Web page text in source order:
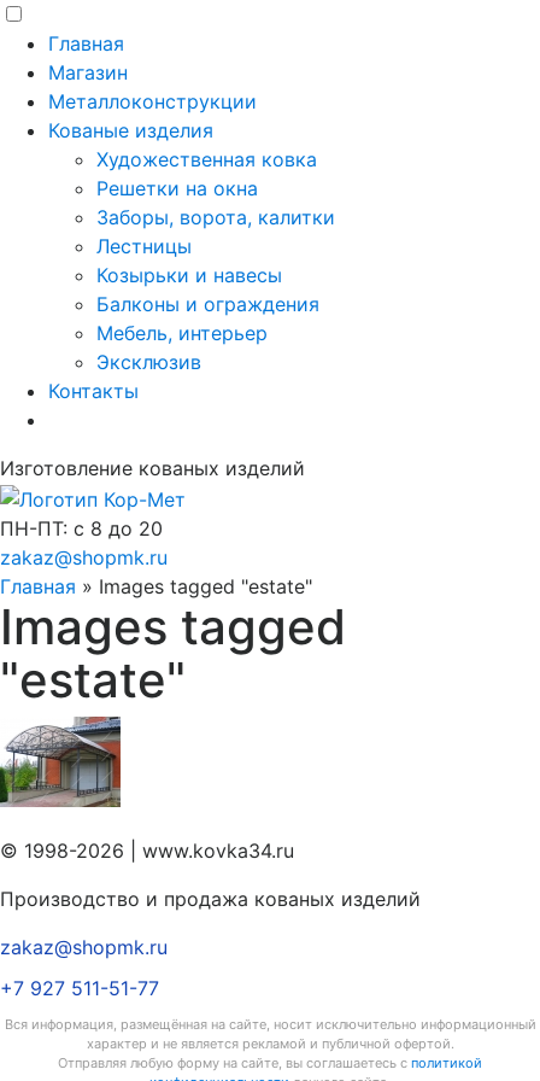
Главная
Магазин
Металлоконструкции
Кованые изделия
Художественная ковка
Решетки на окна
Заборы, ворота, калитки
Лестницы
Козырьки и навесы
Балконы и ограждения
Мебель, интерьер
Эксклюзив
Контакты
Изготовление кованых изделий
ПН-ПТ: с 8 до 20
zakaz@shopmk.ru
Главная » Images tagged "estate"
Images tagged
"estate"
© 1998-2026 | www.kovka34.ru
Производство и продажа кованых изделий
zakaz@shopmk.ru
+7 927 511-51-77
Вся информация, размещённая на сайте, носит исключительно информационный
характер и не является рекламой и публичной офертой.
Отправляя любую форму на сайте, вы соглашаетесь с политикой